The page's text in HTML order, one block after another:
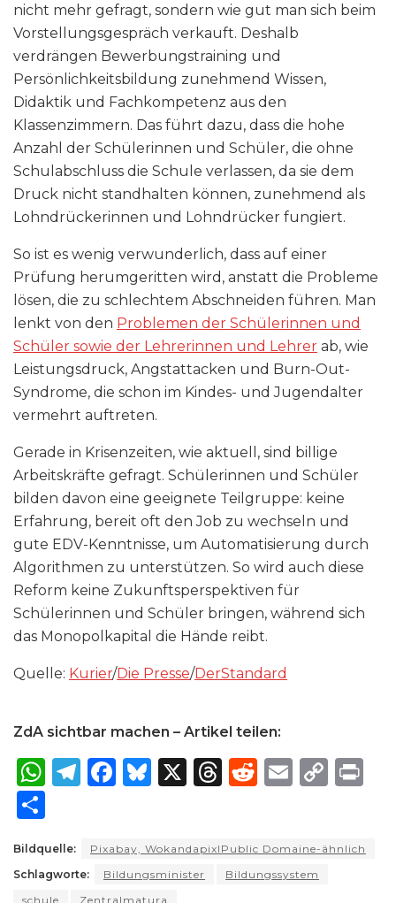
nicht mehr gefragt, sondern wie gut man sich beim
Vorstellungsgespräch verkauft. Deshalb
verdrängen Bewerbungstraining und
Persönlichkeitsbildung zunehmend Wissen,
Didaktik und Fachkompetenz aus den
Klassenzimmern. Das führt dazu, dass die hohe
Anzahl der Schülerinnen und Schüler, die ohne
Schulabschluss die Schule verlassen, da sie dem
Druck nicht standhalten können, zunehmend als
Lohndrückerinnen und Lohndrücker fungiert.
So ist es wenig verwunderlich, dass auf einer
Prüfung herumgeritten wird, anstatt die Probleme
lösen, die zu schlechtem Abschneiden führen. Man
lenkt von den Problemen der Schülerinnen und
Schüler sowie der Lehrerinnen und Lehrer ab, wie
Leistungsdruck, Angstattacken und Burn-Out-
Syndrome, die schon im Kindes- und Jugendalter
vermehrt auftreten.
Gerade in Krisenzeiten, wie aktuell, sind billige
Arbeitskräfte gefragt. Schülerinnen und Schüler
bilden davon eine geeignete Teilgruppe: keine
Erfahrung, bereit oft den Job zu wechseln und
gute EDV-Kenntnisse, um Automatisierung durch
Algorithmen zu unterstützen. So wird auch diese
Reform keine Zukunftsperspektiven für
Schülerinnen und Schüler bringen, während sich
das Monopolkapital die Hände reibt.
Quelle: Kurier/Die Presse/DerStandard
ZdA sichtbar machen – Artikel teilen:
W
ts
A
T
g
ra
F
e
b
B
s
k
X
T
a
d
R
di
t
E
l
C
y t
ar
e
Bildquelle:
Pixabay, WokandapixIPublic Domaine-ähnlich
Schlagworte:
Bildungsminister
Bildungssystem
schule
Zentralmatura